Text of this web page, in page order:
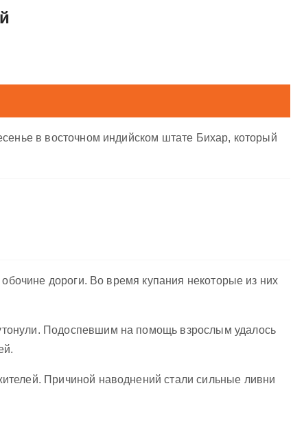
в восточном индийском штате Бихар, который
дороги. Во время купания некоторые из них
Подоспевшим на помощь взрослым удалось
Причиной наводнений стали сильные ливни